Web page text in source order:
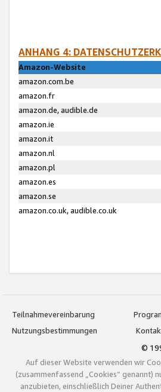
ANHANG 4:
Amazon-Website
amazon.com.be
amazon.fr
amazon.de, audible.de
amazon.ie
amazon.it
amazon.nl
amazon.pl
amazon.es
amazon.se
amazon.co.uk, audible.co.uk
Teilnahmevereinbarung
Nutzungsbestimmungen
©
Auf dieser Website verwenden wir
(zusammenfassend „Cookies“ genannt)
anzubieten, einschließlich Deiner